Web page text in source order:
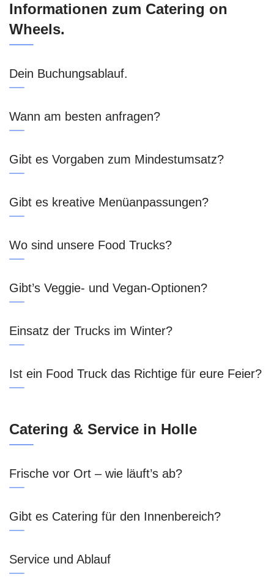
Informationen zum Catering on
Wheels.
Dein Buchungsablauf.
Wann am besten anfragen?
Gibt es Vorgaben zum Mindestumsatz?
Gibt es kreative Menüanpassungen?
Wo sind unsere Food Trucks?
Gibt’s Veggie- und Vegan-Optionen?
Einsatz der Trucks im Winter?
Ist ein Food Truck das Richtige für eure Feier?
Catering & Service in Holle
Frische vor Ort – wie läuft’s ab?
Gibt es Catering für den Innenbereich?
Service und Ablauf